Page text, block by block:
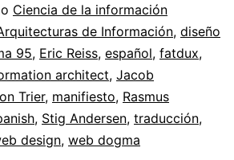
en
Ciencia de la información
de Información, diseño
95, Eric Reiss, español, fatdux,
architect, Jacob
Trier, manifiesto, Rasmus
, Stig Andersen, traducción,
design, web dogma